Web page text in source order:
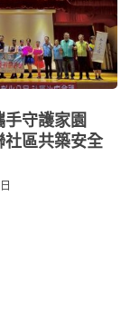
守護家園
區共築安全